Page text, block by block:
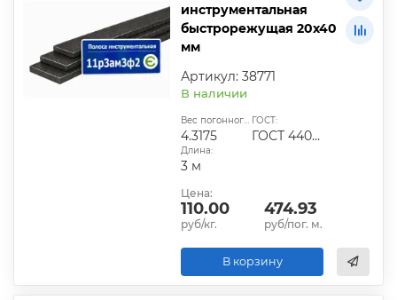
инструментальная
быстрорежущая 20х40
мм
Артикул: 38771
В наличии
Вес погонного метра, кг:
4.3175
ГОСТ:
ГОСТ 4405-75
Длина:
3 м
Цена:
110.00
руб/кг.
474.93
руб/пог. м.
В корзину